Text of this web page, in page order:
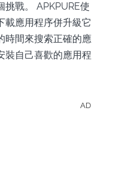
戰。 APKPURE使
載應用程序併升級它
時間來搜索正確的應
裝自己喜歡的應用程
AD